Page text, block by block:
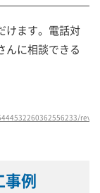
けます。電話対
んに相談できる
事例